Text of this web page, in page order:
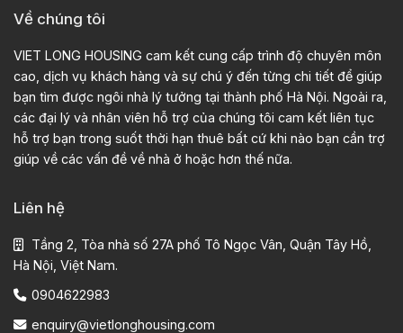
Về chúng tôi
VIET LONG HOUSING cam kết cung cấp trình độ chuyên môn
cao, dịch vụ khách hàng và sự chú ý đến từng chi tiết để giúp
bạn tìm được ngôi nhà lý tưởng tại thành phố Hà Nội. Ngoài ra,
các đại lý và nhân viên hỗ trợ của chúng tôi cam kết liên tục
hỗ trợ bạn trong suốt thời hạn thuê bất cứ khi nào bạn cần trợ
giúp về các vấn đề về nhà ở hoặc hơn thế nữa.
Liên hệ
Tầng 2, Tòa nhà số 27A phố Tô Ngọc Vân, Quận Tây Hồ,
Hà Nội, Việt Nam.
0904622983
enquiry@vietlonghousing.com